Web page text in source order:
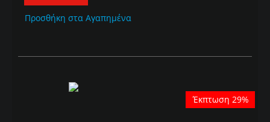
Προσθήκη στα Αγαπημένα
Έκπτωση 29%